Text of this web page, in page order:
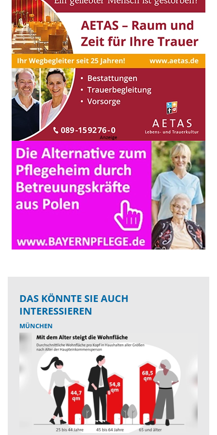
DAS KÖNNTE SIE AUCH
INTERESSIEREN
MÜNCHEN